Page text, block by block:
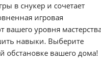
в снукер и сочетает
игровая
уровня
навыки. Выберите
обстановке вашего дома!